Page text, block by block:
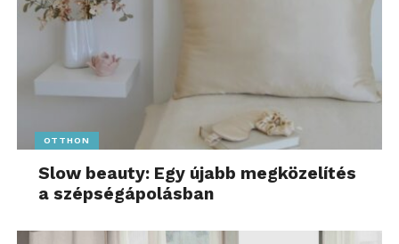
OTTHON
Slow beauty: Egy újabb megközelítés
a szépségápolásban